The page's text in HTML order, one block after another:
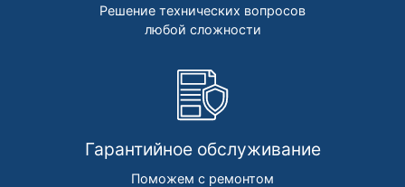
Решение технических вопросов
любой сложности
Гарантийное обслуживание
Поможем с ремонтом